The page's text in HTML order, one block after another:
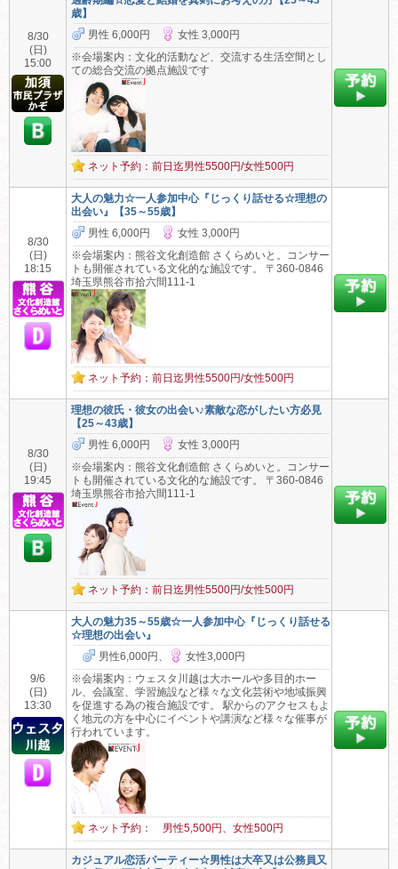
8/30
(日)
15:00
歳】
男性 6,000円
女性 3,000円
※会場案内：文化的活動など、交流する生活空間とし
ての総合交流の拠点施設です
ネット予約：前日迄男性5500円/女性500円
8/30
(日)
18:15
大人の魅力☆一人参加中心『じっくり話せる☆理想の
出会い』【35～55歳】
男性 6,000円
女性 3,000円
※会場案内：熊谷文化創造館 さくらめいと。コンサー
トも開催されている文化的な施設です。 〒360-0846
埼玉県熊谷市拾六間111-1
ネット予約：前日迄男性5500円/女性500円
8/30
(日)
19:45
理想の彼氏・彼女の出会い♪素敵な恋がしたい方必見
【25～43歳】
男性 6,000円
女性 3,000円
※会場案内：熊谷文化創造館 さくらめいと。コンサー
トも開催されている文化的な施設です。 〒360-0846
埼玉県熊谷市拾六間111-1
ネット予約：前日迄男性5500円/女性500円
9/6
(日)
13:30
大人の魅力35～55歳☆一人参加中心『じっくり話せる
☆理想の出会い』
男性6,000円、
女性3,000円
※会場案内：ウェスタ川越は大ホールや多目的ホー
ル、会議室、学習施設など様々な文化芸術や地域振興
を促進する為の複合施設です。 駅からのアクセスもよ
く地元の方を中心にイベントや講演など様々な催事が
行われています。
ネット予約： 男性5,500円、女性500円
カジュアル恋活パーティー☆男性は大卒又は公務員又